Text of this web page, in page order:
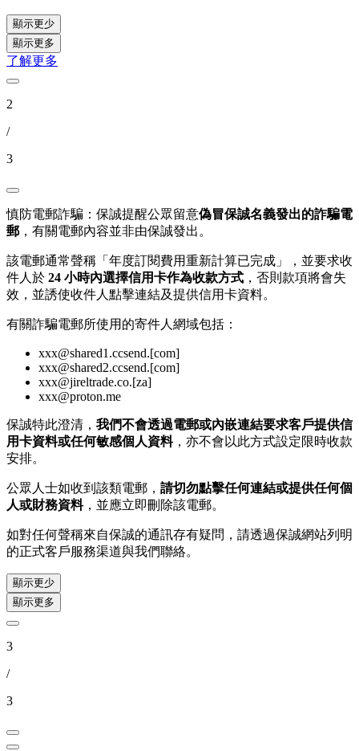
顯示更少
顯示更多
了解更多
2
/
3
慎防電郵詐騙：保誠提醒公眾留意偽冒保誠名義發出的詐騙電
郵 ，有關電郵內容並非由保誠發出。
該電郵通常聲稱「年度訂閱費用重新計算已完成」，並要求收
件人於 24 小時內選擇信用卡作為收款方式 ，否則款項將會失
效，並誘使收件人點擊連結及提供信用卡資料。
有關詐騙電郵所使用的寄件人網域包括：
xxx@shared1.ccsend.[com]
xxx@shared2.ccsend.[com]
xxx@jireltrade.co.[za]
xxx@proton.me
保誠特此澄清， 我們不會透過電郵或內嵌連結要求客戶提供信
用卡資料或任何敏感個人資料，亦不會以此方式設定限時收款
安排。
公眾人士如收到該類電郵， 請切勿點擊任何連結或提供任何個
人或財務資料，並應立即刪除該電郵。
如對任何聲稱來自保誠的通訊存有疑問，請透過保誠網站列明
的正式客戶服務渠道與我們聯絡。
顯示更少
顯示更多
3
/
3